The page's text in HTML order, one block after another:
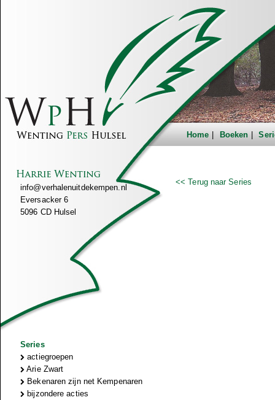
Home Boeken
info@verhalenuitdekempen.nl
Eversacker 6
5096 CD Hulsel
Series
actiegroepen
Arie Zwart
Bekenaren zijn net Kempenaren
bijzondere acties
<< Terug naar Series